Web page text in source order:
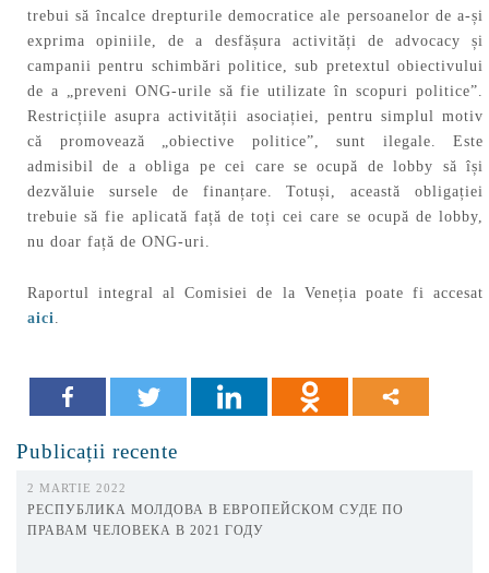
trebui să încalce drepturile democratice ale persoanelor de a-și
exprima opiniile, de a desfășura activități de advocacy și
campanii pentru schimbări politice, sub pretextul obiectivului
de a „preveni ONG-urile să fie utilizate în scopuri politice”.
Restricțiile asupra activității asociației, pentru simplul motiv
că promovează „obiective politice”, sunt ilegale. Este
admisibil de a obliga pe cei care se ocupă de lobby să își
dezvăluie sursele de finanțare. Totuși, această obligației
trebuie să fie aplicată față de toți cei care se ocupă de lobby,
nu doar față de ONG-uri.
Raportul integral al Comisiei de la Veneția poate fi accesat
aici
Publicații recente
2 MARTIE 2022
РЕСПУБЛИКА МОЛДОВА В ЕВРОПЕЙСКОМ СУДЕ ПО
ПРАВАМ ЧЕЛОВЕКА В 2021 ГОДУ